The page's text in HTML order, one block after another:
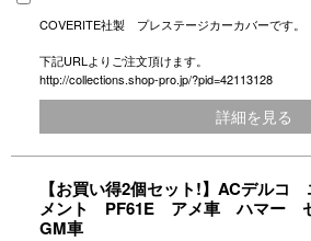
COVERITE社製 プレステージカーカバーです。
下記URLよりご注文頂けます。
http://collections.shop-pro.jp/?pid=42113128
詳細を見る
【お買い得2個セット!】ACデルコ
メント PF61E アメ車 ハマー
GM車